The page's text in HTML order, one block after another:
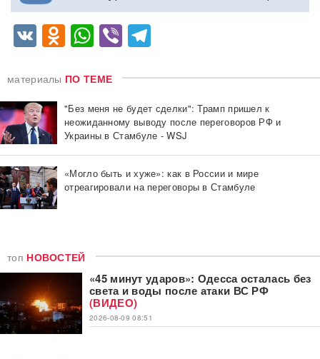
VKOdnoklassniki
WhatsApp
Viber
материалы ПО ТЕМЕ
"Без меня не будет сделки": Трамп пришел к
неожиданному выводу после переговоров РФ и
Украины в Стамбуле - WSJ
«Могло быть и хуже»: как в России и мире
отреагировали на переговоры в Стамбуле
топ НОВОСТЕЙ
«45 минут ударов»: Одесса осталась без
света и воды после атаки ВС РФ
(ВИДЕО)
2026-08-09 08:51